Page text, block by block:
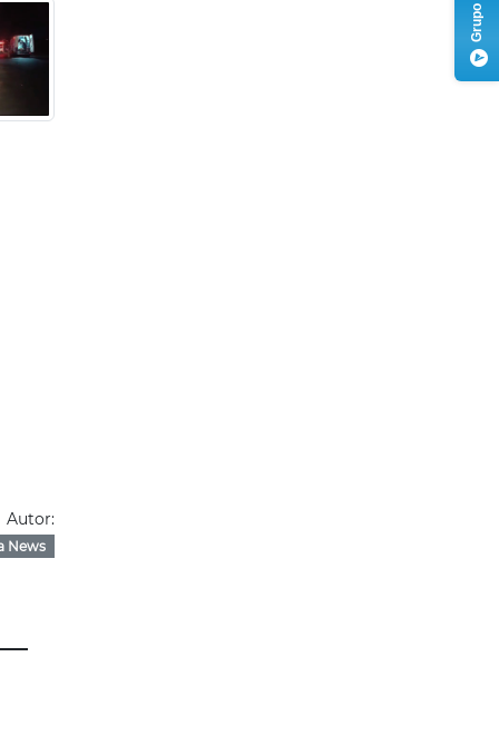
Autor:
News